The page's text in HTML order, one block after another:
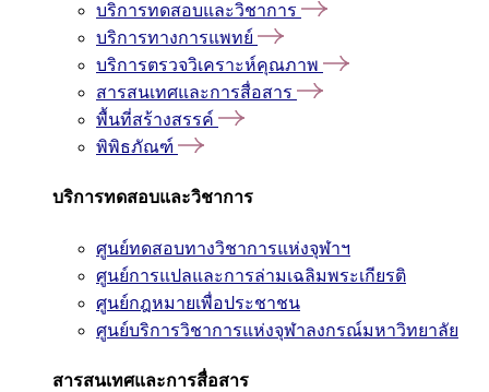
บริการทดสอบและวิชาการ
บริการทางการแพทย์
บริการตรวจวิเคราะห์คุณภาพ
สารสนเทศและการสื่อสาร
พื้นที่สร้างสรรค์
พิพิธภัณฑ์
บริการทดสอบและวิชาการ
ศูนย์ทดสอบทางวิชาการแห่งจุฬาฯ
ศูนย์การแปลและการล่ามเฉลิมพระเกียรติ
ศูนย์กฎหมายเพื่อประชาชน
ศูนย์บริการวิชาการแห่งจุฬาลงกรณ์มหาวิทยาลัย
สารสนเทศและการสื่อสาร